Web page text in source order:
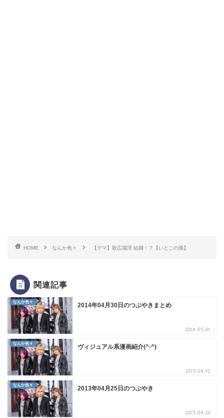
HOME なんか色々 【デマ】歌広場淳 結婚！？【いとこの孫】
関連記事
なんか色々 2014年04月30日のつぶやきまとめ
2014-05-01
なんか色々 ヴィジュアル系漫画紹介(^-^)
2013-04-10
なんか色々 2013年04月25日のつぶやき
2013-04-26